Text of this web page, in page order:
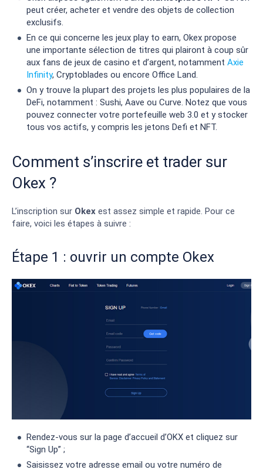
peut créer, acheter et vendre des objets de collection
exclusifs.
En ce qui concerne les jeux play to earn, Okex propose
une importante sélection de titres qui plairont à coup sûr
aux fans de jeux de casino et d’argent, notamment Axie
Infinity, Cryptoblades ou encore Office Land.
On y trouve la plupart des projets les plus populaires de la
DeFi, notamment : Sushi, Aave ou Curve. Notez que vous
pouvez connecter votre portefeuille web 3.0 et y stocker
tous vos actifs, y compris les jetons Defi et NFT.
Comment s’inscrire et trader sur
Okex ?
L’inscription sur Okex est assez simple et rapide. Pour ce
faire, voici les étapes à suivre :
Étape 1 : ouvrir un compte Okex
Rendez-vous sur la page d’accueil d’OKX et cliquez sur
“Sign Up” ;
Saisissez votre adresse email ou votre numéro de